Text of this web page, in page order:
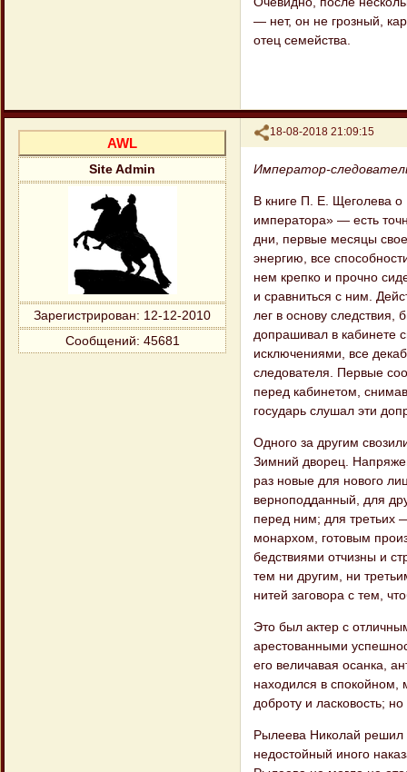
— нет, он не грозный,
отец семейства.
Поделиться
18-08-2018 21:09:15
AWL
Site Admin
Зарегистрирован: 12-12-2010
Сообщений: 45681
Император-
В книге П. Е. Щеголева
императора» — есть
дни, первые месяцы
энергию, все
нем крепко и прочно
и сравниться с ним.
лег в основу
допрашивал в кабинете
исключениями, все
следователя. Первые
перед кабинетом,
государь слушал эти
Одного за другим
Зимний дворец.
раз новые для нового
верноподданный, для
перед ним; для третьих
монархом, готовым
бедствиями отчизны и
тем ни другим, ни
нитей заговора с тем,
Это был актер с
арестованными
его величавая осанка,
находился в спокойном,
доброту и ласковость;
Рылеева Николай решил
недостойный иного